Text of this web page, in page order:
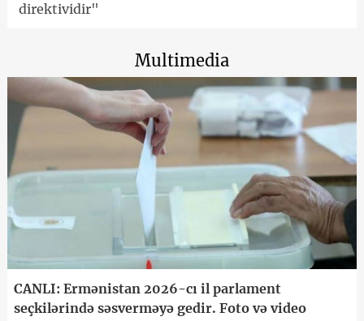
direktividir"
Multimedia
CANLI: Ermənistan 2026-cı il parlament
seçkilərində səsverməyə gedir. Foto və video